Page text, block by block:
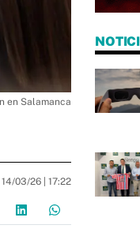
en Salamanca
14/03/26 | 17:22